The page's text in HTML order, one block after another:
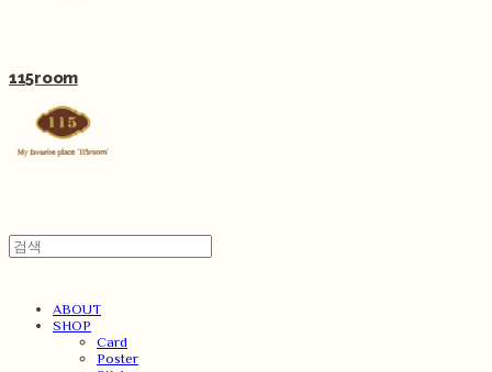
115room
ABOUT
SHOP
Card
Poster